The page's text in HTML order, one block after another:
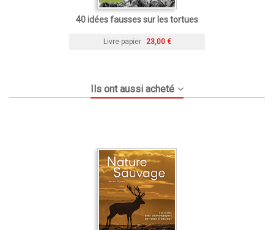
40 idées fausses sur les tortues
Livre papier 23,00 €
Ils ont aussi acheté